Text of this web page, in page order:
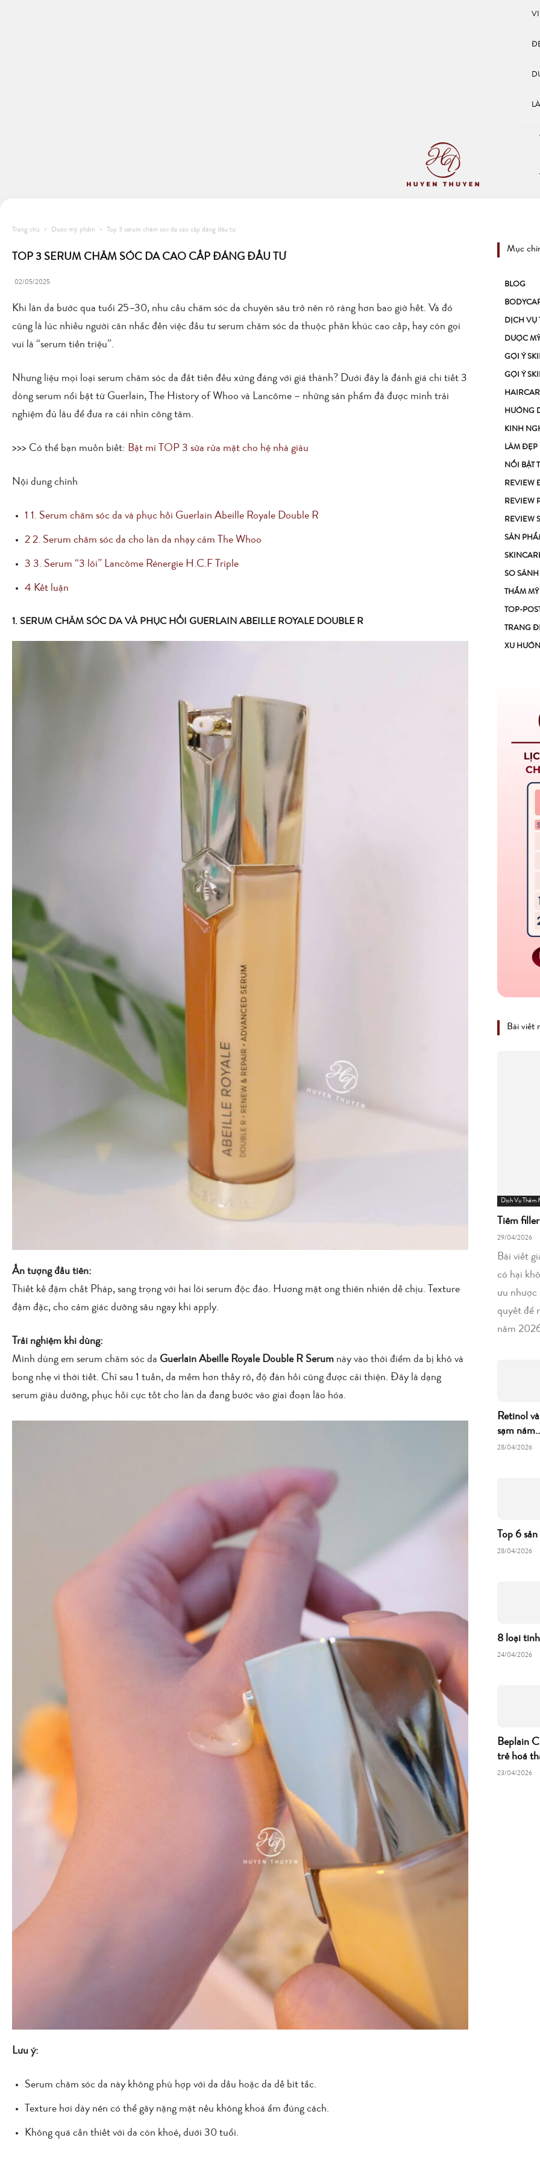
Trang chủ Dược mỹ phẩm Top 3 serum chăm sóc da cao cấp đáng đầu tư
TOP 3 SERUM CHĂM SÓC DA CAO CẤP ĐÁNG ĐẦU TƯ
02/05/2025
Khi làn da bước qua tuổi 25–30, nhu cầu chăm sóc da chuyên sâu trở nên rõ ràng hơn bao giờ hết. Và đó
cũng là lúc nhiều người cân nhắc đến việc đầu tư serum chăm sóc da thuộc phân khúc cao cấp, hay còn gọi
vui là “serum tiền triệu”.
Nhưng liệu mọi loại serum chăm sóc da đắt tiền đều xứng đáng với giá thành? Dưới đây là đánh giá chi tiết 3
dòng serum nổi bật từ Guerlain, The History of Whoo và Lancôme – những sản phẩm đã được mình trải
nghiệm đủ lâu để đưa ra cái nhìn công tâm.
>>> Có thể bạn muốn biết: Bật mí TOP 3 sữa rửa mặt cho hệ nhà giàu
Nội dung chính
1 1. Serum chăm sóc da và phục hồi Guerlain Abeille Royale Double R
2 2. Serum chăm sóc da cho làn da nhạy cảm The Whoo
3 3. Serum “3 lõi” Lancôme Rénergie H.C.F Triple
4 Kết luận
1. SERUM CHĂM SÓC DA VÀ PHỤC HỒI GUERLAIN ABEILLE ROYALE DOUBLE R
Ấn tượng đầu tiên:
Thiết kế đậm chất Pháp, sang trọng với hai lõi serum độc đáo. Hương mật ong thiên nhiên dễ chịu. Texture
đậm đặc, cho cảm giác dưỡng sâu ngay khi apply.
Trải nghiệm khi dùng:
Mình dùng em serum chăm sóc da Guerlain Abeille Royale Double R Serum này vào thời điểm da bị khô và
bong nhẹ vì thời tiết. Chỉ sau 1 tuần, da mềm hơn thấy rõ, độ đàn hồi cũng được cải thiện. Đây là dạng
serum giàu dưỡng, phục hồi cực tốt cho làn da đang bước vào giai đoạn lão hóa.
Lưu ý:
Serum chăm sóc da này không phù hợp với da dầu hoặc da dễ bít tắc.
Texture hơi dày nên có thể gây nặng mặt nếu không khoá ẩm đúng cách.
Không quá cần thiết với da còn khoẻ, dưới 30 tuổi.
Mục
BLOG
DỊCH VỤ
DƯỢC
GỢI Ý
GỢI Ý
HƯỚNG
KINH
LÀM ĐẸP
NỔI BẬT
REVIEW
REVIEW
REVIEW
SẢN
SO
THẨM MỸ
TOP-
TRANG
XU
Bài viết
Dịch Vụ Thẩm
Tiêm
29/04/2026
Bài viết
có hại
ưu nhược
quyết để
năm
Retinol
sạm
28/04/2026
Top 6
28/04/2026
8 loại
24/04/2026
Beplain
trẻ hoá
23/04/2026